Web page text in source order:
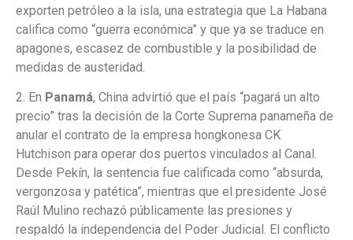
exporten petróleo a la isla, una estrategia que La Habana
califica como “guerra económica” y que ya se traduce en
apagones, escasez de combustible y la posibilidad de
medidas de austeridad.
2. En Panamá, China advirtió que el país “pagará un alto
precio” tras la decisión de la Corte Suprema panameña de
anular el contrato de la empresa hongkonesa CK
Hutchison para operar dos puertos vinculados al Canal.
Desde Pekín, la sentencia fue calificada como “absurda,
vergonzosa y patética”, mientras que el presidente José
Raúl Mulino rechazó públicamente las presiones y
respaldó la independencia del Poder Judicial. El conflicto